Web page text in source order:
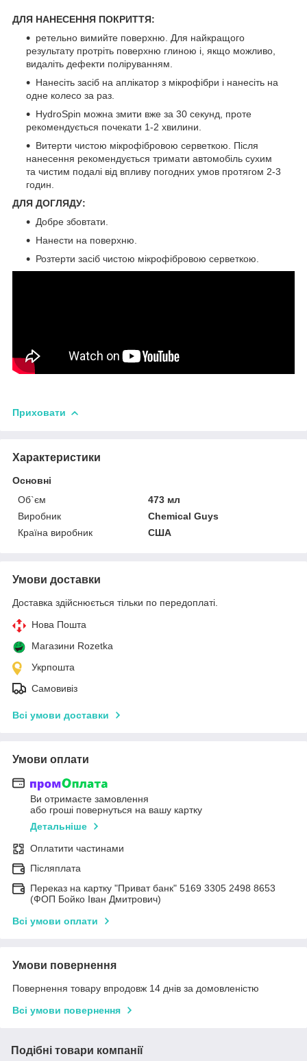
ДЛЯ НАНЕСЕННЯ ПОКРИТТЯ:
ретельно вимийте поверхню. Для найкращого
результату протріть поверхню глиною і, якщо можливо,
видаліть дефекти поліруванням.
Нанесіть засіб на аплікатор з мікрофібри і нанесіть на
одне колесо за раз.
HydroSpin можна змити вже за 30 секунд, проте
рекомендується почекати 1-2 хвилини.
Витерти чистою мікрофібровою серветкою. Після
нанесення рекомендується тримати автомобіль сухим
та чистим подалі від впливу погодних умов протягом 2-3
годин.
ДЛЯ ДОГЛЯДУ:
Добре збовтати.
Нанести на поверхню.
Розтерти засіб чистою мікрофібровою серветкою.
Приховати
Характеристики
Основні
Об`єм
473 мл
Виробник
Chemical Guys
Країна виробник
США
Умови доставки
Доставка здійснюється тільки по передоплаті.
Нова Пошта
Магазини Rozetka
Укрпошта
Самовивіз
Всі умови доставки
Умови оплати
Ви отримаєте замовлення
або гроші повернуться на вашу картку
Детальніше
Оплатити частинами
Післяплата
Переказ на картку "Приват банк" 5169 3305 2498 8653
(ФОП Бойко Іван Дмитрович)
Всі умови оплати
Умови повернення
Повернення товару впродовж 14 днів за домовленістю
Всі умови повернення
Подібні товари компанії